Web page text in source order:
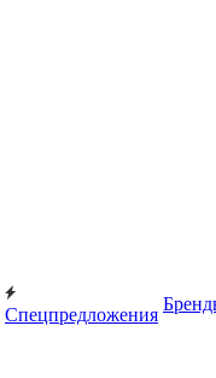
Спецпредложения